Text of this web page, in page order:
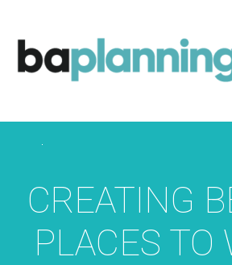
CREATING
PLACES TO